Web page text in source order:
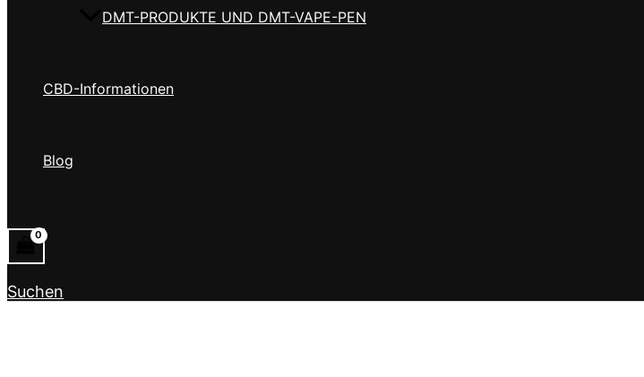
DMT-PRODUKTE UND DMT-VAPE-PEN
CBD-Informationen
Blog
Suchen